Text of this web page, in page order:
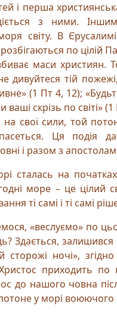
і перша
з ними.
світу. В
по цілій
маси християн.
дивуйтеся тій
(1 Пт 4, 12);
ваші скрізь по світі»
на свої сили, той
Ця подія
і разом з
сталась на
море – це цілий
ті самі і ті самі
«веслуємо» по
Здається,
сторожі ночі»,
приходить
до нашого човна
у морі воюючого